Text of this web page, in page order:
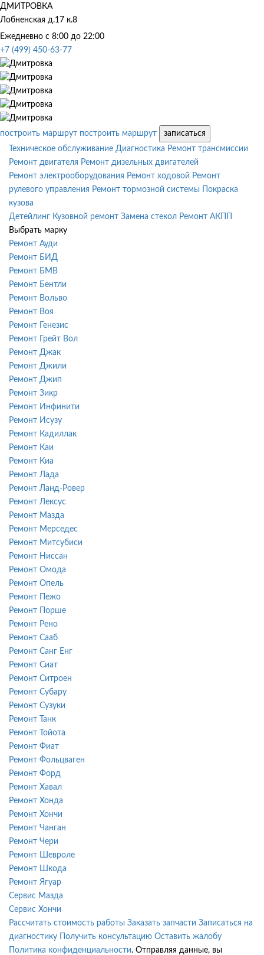
ДМИТРОВКА
Лобненская д.17 к.8
Ежедневно с 8:00 до 22:00
+7 (499) 450-63-77
построить маршрут построить маршрут
записаться
Техническое обслуживание Диагностика Ремонт трансмиссии
Ремонт двигателя Ремонт дизельных двигателей
Ремонт электрооборудования Ремонт ходовой Ремонт
рулевого управления Ремонт тормозной системы
Покраска
кузова
Детейлинг Кузовной ремонт Замена стекол Ремонт АКПП
Выбрать марку
Ремонт Ауди
Ремонт БИД
Ремонт БМВ
Ремонт Бентли
Ремонт Вольво
Ремонт Воя
Ремонт Генезис
Ремонт Грейт Вол
Ремонт Джак
Ремонт Джили
Ремонт Джип
Ремонт Зикр
Ремонт Инфинити
Ремонт Исузу
Ремонт Кадиллак
Ремонт Каи
Ремонт Киа
Ремонт Лада
Ремонт Ланд-Ровер
Ремонт Лексус
Ремонт Мазда
Ремонт Мерседес
Ремонт Митсубиси
Ремонт Ниссан
Ремонт Омода
Ремонт Опель
Ремонт Пежо
Ремонт Порше
Ремонт Рено
Ремонт Сааб
Ремонт Санг Енг
Ремонт Сиат
Ремонт Ситроен
Ремонт Субару
Ремонт Сузуки
Ремонт Танк
Ремонт Тойота
Ремонт Фиат
Ремонт Фольцваген
Ремонт Форд
Ремонт Хавал
Ремонт Хонда
Ремонт Хончи
Ремонт Чанган
Ремонт Чери
Ремонт Шевроле
Ремонт Шкода
Ремонт Ягуар
Сервис Мазда
Сервис Хончи
Рассчитать стоимость работы Заказать запчасти Записаться на
диагностику
Получить консультацию Оставить жалобу
Политика конфиденциальности. Отправляя данные, вы